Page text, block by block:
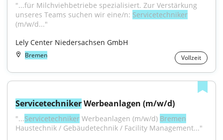
"...für Milchviehbetriebe spezialisiert. Zur Verstärkung
unseres Teams suchen wir eine/n: Servicetechniker
(m/w/d..."
Lely Center Niedersachsen GmbH
Bremen Vollzeit
Servicetechniker Werbeanlagen (m/w/d)
"...Servicetechniker Werbeanlagen (m/w/d) Bremen
Haustechnik / Gebäudetechnik / Facility Management..."